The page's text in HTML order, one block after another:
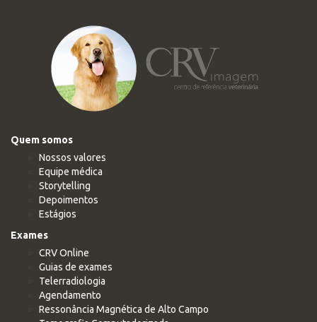
Quem somos
Nossos valores
Equipe médica
Storytelling
Depoimentos
Estágios
Exames
CRV Online
Guias de exames
Telerradiologia
Agendamento
Ressonância Magnética de Alto Campo